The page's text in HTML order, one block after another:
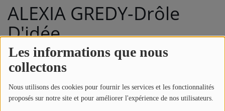
Les informations que nous
collectons
Nous utilisons des cookies pour fournir les services et les fonctionnalités
proposés sur notre site et pour améliorer l'expérience de nos utilisateurs.
ALEXIA GREDY-Drôle
D'idée